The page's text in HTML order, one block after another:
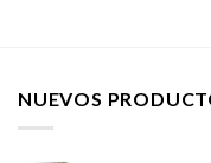
NUEVOS